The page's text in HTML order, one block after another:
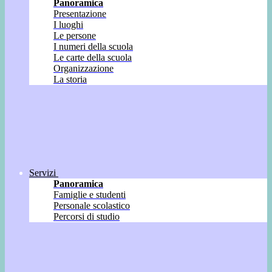
Panoramica
Presentazione
I luoghi
Le persone
I numeri della scuola
Le carte della scuola
Organizzazione
La storia
Servizi
Panoramica
Famiglie e studenti
Personale scolastico
Percorsi di studio